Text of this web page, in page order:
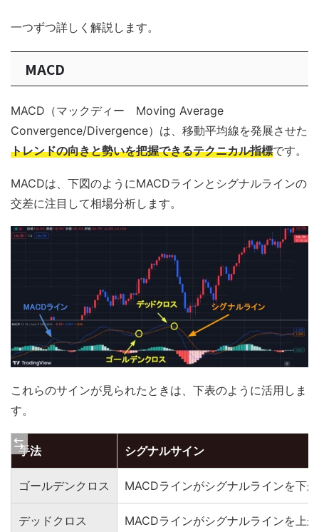
一つずつ詳しく解説します。
MACD
MACD（マックディー Moving Average
Convergence/Divergence）は、移動平均線を発展させた
トレンドの向きと勢いを把握できるテクニカル指標です。
MACDは、下図のようにMACDラインとシグナルラインの
交差に注目して相場分析します。
これらのサインが見られたときは、下表のように活用しま
す。
手法 シグナルサイン
ゴールデンクロス MACDラインがシグナルラインを下
デッドクロス MACDラインがシグナルラインを上